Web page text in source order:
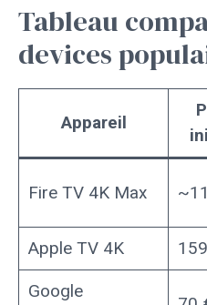
Tableau
devices
Appareil
Fire TV 4K Max
Apple TV 4K
Google